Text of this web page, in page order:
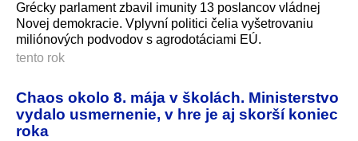
Grécky parlament zbavil imunity 13 poslancov vládnej
Novej demokracie. Vplyvní politici čelia vyšetrovaniu
miliónových podvodov s agrodotáciami EÚ.
tento rok
Chaos okolo 8. mája v školách. Ministerstvo
vydalo usmernenie, v hre je aj skorší koniec
roka